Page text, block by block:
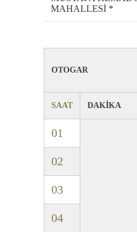
MAHALLESİ *
OTOGAR
SAAT DAKİKA
01
02
03
04